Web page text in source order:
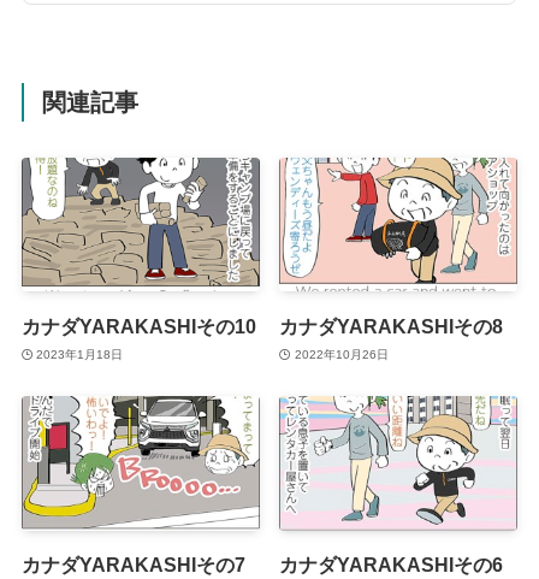
関連記事
カナダYARAKASHIその10
2023年1月18日
カナダYARAKASHIその8
2022年10月26日
カナダYARAKASHIその7 カナダYARAKASHIその6